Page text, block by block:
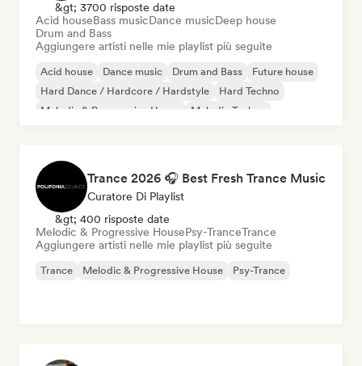
&gt; 3700 risposte date
Acid houseBass musicDance musicDeep house
Drum and Bass
Aggiungere artisti nelle mie playlist più seguite
Acid house Dance music Drum and Bass
Future house
Hard Dance / Hardcore / Hardstyle
Hard Techno
Melodic & Progressive House
Melodic Techno
Trance 2026 🎧 Best Fresh Trance Music
Curatore Di Playlist
&gt; 400 risposte date
Melodic & Progressive HousePsy-TranceTrance
Aggiungere artisti nelle mie playlist più seguite
Trance Melodic & Progressive House Psy-Trance